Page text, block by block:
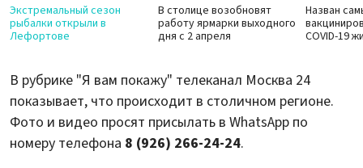
Экстремальный сезон
рыбалки открыли в
Лефортове
В столице возобновят
работу ярмарки выходного
дня с 2 апреля
Назван
COVID-19
В рубрике "Я вам покажу" телеканал Москва 24
показывает, что происходит в столичном регионе.
Фото и видео просят присылать в WhatsApp по
номеру телефона 8 (926) 266-24-24.